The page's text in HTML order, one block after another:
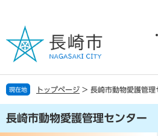
の
で
す
ー
ば
し
本
文
現在地 トップページ > 長崎市動物愛護管理
長崎市動物愛護管理センター